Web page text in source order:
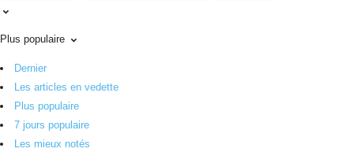
Plus populaire
Dernier
Les articles en vedette
Plus populaire
7 jours populaire
Les mieux notés